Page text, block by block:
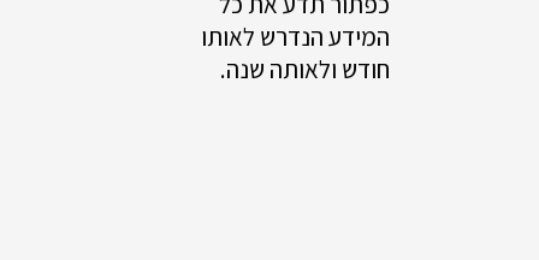
המידע הנדרש לאותו
חודש ולאותה שנה.